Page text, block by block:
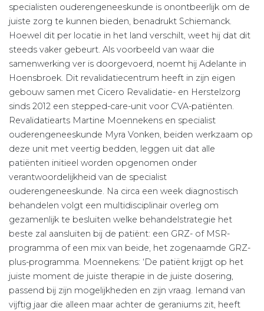
specialisten ouderengeneeskunde is onontbeerlijk om de
juiste zorg te kunnen bieden, benadrukt Schiemanck.
Hoewel dit per locatie in het land verschilt, weet hij dat dit
steeds vaker gebeurt. Als voorbeeld van waar die
samenwerking ver is doorgevoerd, noemt hij Adelante in
Hoensbroek. Dit revalidatiecentrum heeft in zijn eigen
gebouw samen met Cicero Revalidatie- en Herstelzorg
sinds 2012 een stepped-care-unit voor CVA-patiënten.
Revalidatiearts Martine Moennekens en specialist
ouderengeneeskunde Myra Vonken, beiden werkzaam op
deze unit met veertig bedden, leggen uit dat alle
patiënten initieel worden opgenomen onder
verantwoordelijkheid van de specialist
ouderengeneeskunde. Na circa een week diagnostisch
behandelen volgt een multidisciplinair overleg om
gezamenlijk te besluiten welke behandelstrategie het
beste zal aansluiten bij de patiënt: een GRZ- of MSR-
programma of een mix van beide, het zogenaamde GRZ-
plus-programma. Moennekens: ‘De patiënt krijgt op het
juiste moment de juiste therapie in de juiste dosering,
passend bij zijn mogelijkheden en zijn vraag. Iemand van
vijftig jaar die alleen maar achter de geraniums zit, heeft